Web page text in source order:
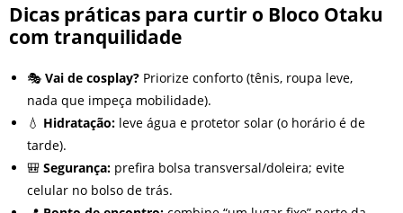
Dicas práticas para curtir o Bloco Otaku
com tranquilidade
🎭 Vai de cosplay? Priorize conforto (tênis, roupa leve,
nada que impeça mobilidade).
💧 Hidratação: leve água e protetor solar (o horário é de
tarde).
🎒 Segurança: prefira bolsa transversal/doleira; evite
celular no bolso de trás.